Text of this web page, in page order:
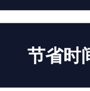
节省时